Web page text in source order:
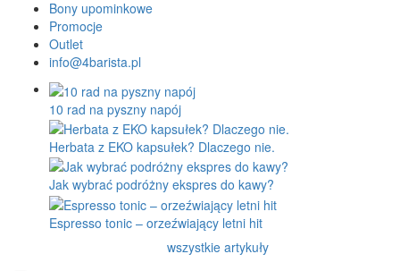
Bony upominkowe
Promocje
Outlet
info@4barista.pl
10 rad na pyszny napój
Herbata z EKO kapsułek? Dlaczego nie.
Jak wybrać podróżny ekspres do kawy?
Espresso tonic – orzeźwiający letni hit
wszystkie artykuły